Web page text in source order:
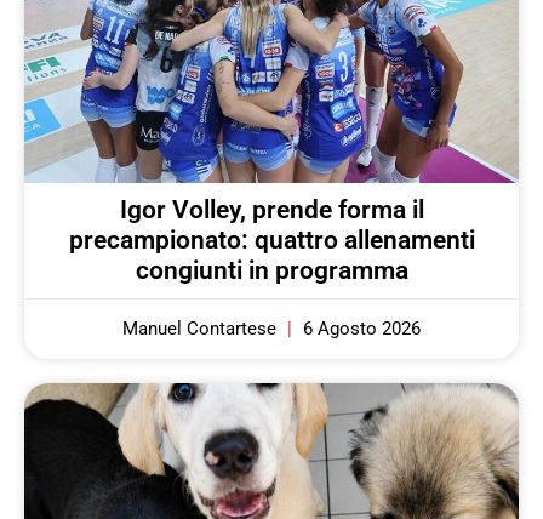
Igor Volley, prende forma il
precampionato: quattro allenamenti
congiunti in programma
Manuel Contartese 6 Agosto 2026